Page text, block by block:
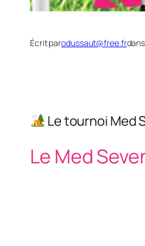
Écrit parodussaut@free.frdans
Le tournoi Med
Le Med